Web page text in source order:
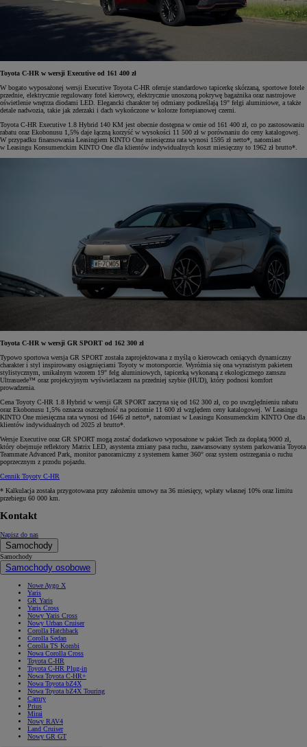
Toyota C-HR w wersji Executive od 161 400 zł
W bogato wyposażonej wersji Executive Toyota C-HR oferuje standardowo tapicerkę skórzaną, sportowe fotele
przednie, elektrycznie regulowany fotel kierowcy, elektrycznie unoszoną pokrywę bagażnika oraz nastrojowe
oświetlenie wnętrza diodami LED. Elegancki charakter tej odmiany podkreślają 19" felgi aluminiowe, a także
detale nadwozia, takie jak zderzaki i dach wykończone w kolorze fortepianowej czerni.
Toyota C-HR Executive 1.8 Hybrid 140 KM jest obecnie dostępna w cenie od 161 400 zł, co po zastosowaniu
rabatu oraz Ekobonusu 1,5% daje łączną korzyść w wysokości 11 500 zł w porównaniu do ceny katalogowej.
W przypadku finansowania Leasingiem KINTO One miesięczna rata wynosi 1595 zł netto*, natomiast
w Leasingu Konsumenckim KINTO One dla klientów indywidualnych koszt miesięczny to 1962 zł brutto*.
Toyota C-HR w wersji GR SPORT od 162 300 zł
Typowo sportowa wersja GR SPORT została zaprojektowana z myślą o kierowcach ceniących dynamiczny
charakter i styl inspirowany osiągnięciami Toyoty w motorsporcie. Wyróżnia się ona wyrazistym pakietem
stylistycznym, unikalnym wzorem 19" felg aluminiowych, tapicerką wykonaną z ekologicznego zamszu
Ultrasuede™ oraz projekcyjnym wyświetlaczem na przedniej szybie (HUD), który podnosi komfort
prowadzenia.
Cena Toyoty C-HR 1.8 Hybrid w wersji GR SPORT zaczyna się od 162 300 zł, co po uwzględnieniu rabatu
oraz Ekobonusu 1,5% oznacza oszczędność na poziomie 11 600 zł względem ceny katalogowej. W Leasingu
KINTO One miesięczna rata wynosi od 1646 zł netto*, natomiast w Leasingu Konsumenckim KINTO One dla
klientów indywidualnych od 2025 zł brutto*.
Wersje Executive oraz GR SPORT mogą zostać dodatkowo wyposażone w pakiet Tech za dopłatą 9000 zł,
który obejmuje reflektory Matrix LED, asystenta zmiany pasa ruchu, zaawansowany system parkowania Toyota
Teammate Advanced Park, monitor panoramiczny z systemem kamer 360° oraz system ostrzegania o ruchu
poprzecznym z przodu pojazdu.
Cennik Toyoty C-HR
* Kalkulacja została przygotowana przy założeniu umowy na 36 miesięcy, wpłaty własnej 10% oraz limitu
przebiegu 60 000 km.
Kontakt
Napisz do nas
Samochody
Samochody
Samochody osobowe
Nowe Aygo X
Yaris
GR Yaris
Yaris Cross
Nowy Yaris Cross
Nowy Urban Cruiser
Corolla Hatchback
Corolla Sedan
Corolla TS Kombi
Nowa Corolla Cross
Toyota C-HR
Toyota C-HR Plug-in
Nowa Toyota C-HR+
Nowa Toyota bZ4X
Nowa Toyota bZ4X Touring
Camry
Prius
Mirai
Nowy RAV4
Land Cruiser
Nowy GR GT